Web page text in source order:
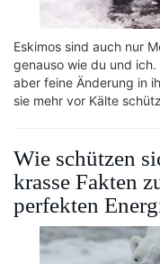
Eskimos sind auch nur
genauso wie du und
aber feine Änderung in
sie mehr vor Kälte
Wie schützen
krasse Fakten
perfekten